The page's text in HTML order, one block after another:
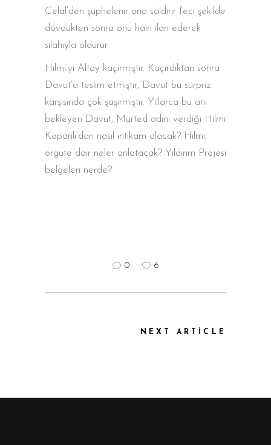
Celal’den şüphelenir ona saldırır feci şekilde
dövdükten sonra onu hain ilan ederek
silahıyla öldürür.
Hilmi’yi Altay kaçırmıştır. Kaçırdıktan sonra
Davut’a teslim etmiştir, Davut bu sürpriz
karşısında çok şaşırmıştır. Yıllarca bu anı
bekleyen Davut, Mürted adını verdiği Hilmi
Kopanlı’dan nasıl intikam alacak? Hilmi,
örgüte dair neler anlatacak? Yıldırım Projesi
belgeleri nerde?
0 6
NEXT ARTICLE